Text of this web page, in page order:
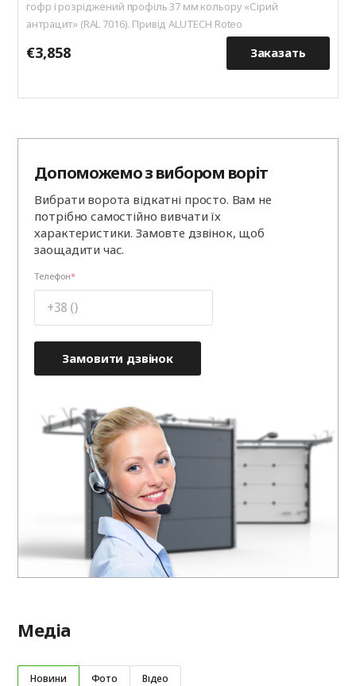
гофр і розріджений профіль 37 мм кольору «Сірий
антрацит» (RAL 7016). Привід ALUTECH Roteo
€3,858 Заказать
Допоможемо з вибором воріт
Вибрати ворота відкатні просто. Вам не
потрібно самостійно вивчати їх
характеристики. Замовте дзвінок, щоб
заощадити час.
Телефон
Замовити дзвінок
Медіа
Новини Фото Відео